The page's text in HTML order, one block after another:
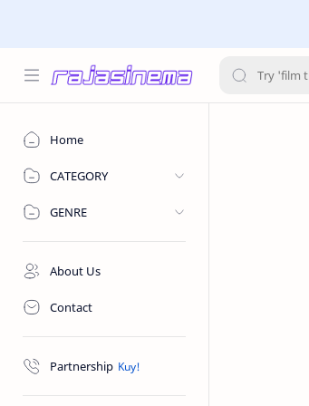
Home
CATEGORY
GENRE
About Us
Contact
Partnership